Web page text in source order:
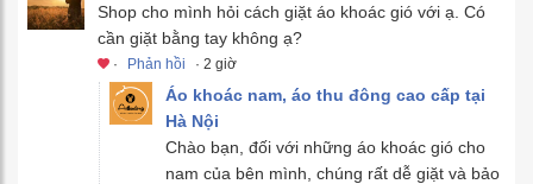
Shop cho mình hỏi cách giặt áo khoác gió với ạ. Có
cần giặt bằng tay không ạ?
· Phản hồi · 2 giờ
Áo khoác nam, áo thu đông cao cấp tại
Hà Nội
Chào bạn, đối với những áo khoác gió cho
nam của bên mình, chúng rất dễ giặt và bảo